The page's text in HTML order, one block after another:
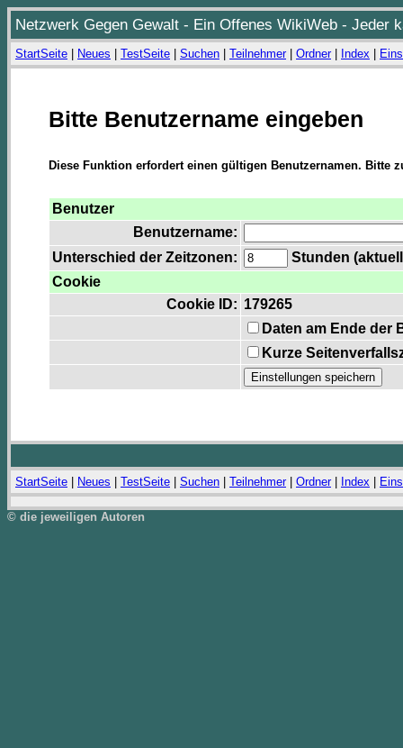
Netzwerk Gegen Gewalt - Ein Offenes WikiWeb - Jeder
StartSeite Neues TestSeite Suchen Teilnehmer| Ordner| Index
Bitte Benutzername eingeben
Diese Funktion erfordert einen gültigen Benutzernamen. Bitte
Benutzer
Benutzername:
Unterschied der Zeitzonen:
Stunden
Cookie
Cookie ID: 179265
Daten am Ende der
Kurze
StartSeite Neues TestSeite Suchen Teilnehmer| Ordner| Index
© die jeweiligen Autoren